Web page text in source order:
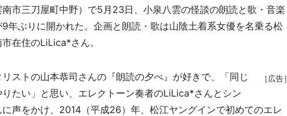
市三刀屋町中野）で5月23日、小泉八雲の怪談の朗読と歌・音楽
年ぶりに開かれた。企画と朗読・歌は山陰土着系女優を名乗る松
在住のLiLica*さん。
［広告］
ストの山本恭司さんの『朗読の夕べ』が好きで、「同じ
たい」と思い、エレクトーン奏者のLiLica*さんとシン
声をかけ、2014（平成26）年、松江ヤングインで初めてのエレ